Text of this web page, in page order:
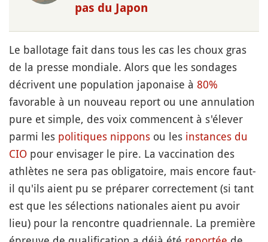
pas du Japon
Le ballotage fait dans tous les cas les choux gras
de la presse mondiale. Alors que les sondages
décrivent une population japonaise à 80%
favorable à un nouveau report ou une annulation
pure et simple, des voix commencent à s'élever
parmi les politiques nippons ou les instances du
CIO pour envisager le pire. La vaccination des
athlètes ne sera pas obligatoire, mais encore faut-
il qu'ils aient pu se préparer correctement (si tant
est que les sélections nationales aient pu avoir
lieu) pour la rencontre quadriennale. La première